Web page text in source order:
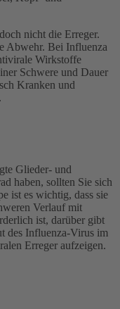
nicht die Erreger.
Abwehr. Bei Influenza
Wirkstoffe
Schwere und Dauer
Kranken und
Glieder- und
haben, sollten Sie sich
ist es wichtig, dass sie
Verlauf mit
ist, darüber gibt
des Influenza-Virus im
Erreger aufzeigen.